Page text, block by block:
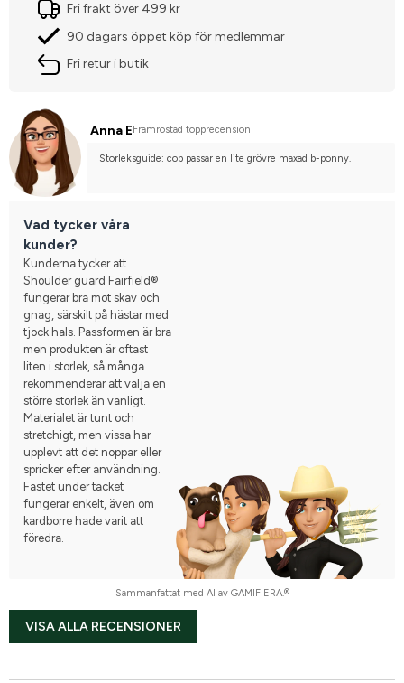
Fri frakt över 499 kr
90 dagars öppet köp för medlemmar
Fri retur i butik
Anna E Framröstad topprecension
Storleksguide: cob passar en lite grövre maxad b-ponny.
Vad tycker våra
kunder?
Kunderna tycker att
Shoulder guard Fairfield®
fungerar bra mot skav och
gnag, särskilt på hästar med
tjock hals. Passformen är bra
men produkten är oftast
liten i storlek, så många
rekommenderar att välja en
större storlek än vanligt.
Materialet är tunt och
stretchigt, men vissa har
upplevt att det noppar eller
spricker efter användning.
Fästet under täcket
fungerar enkelt, även om
kardborre hade varit att
föredra.
Sammanfattat med AI av GAMIFIERA.®
VISA ALLA RECENSIONER